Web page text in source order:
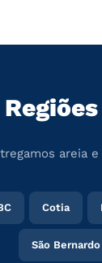
areia
Cotia
São Bernardo